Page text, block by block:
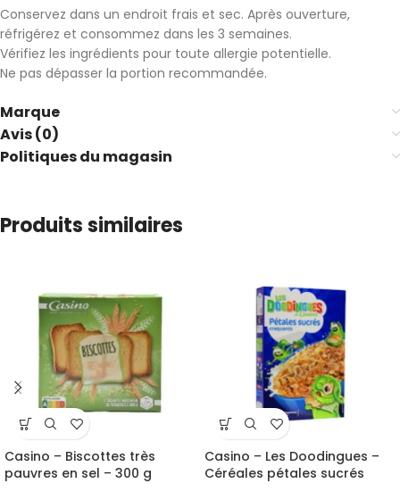
Conservez dans un endroit frais et sec. Après ouverture,
réfrigérez et consommez dans les 3 semaines.
Vérifiez les ingrédients pour toute allergie potentielle.
Ne pas dépasser la portion recommandée.
Marque
Avis (0)
Politiques du magasin
Produits similaires
Casino – Biscottes très
pauvres en sel – 300 g
Casino – Les Doodingues –
Céréales pétales sucrés